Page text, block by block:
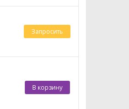
Запросить
В корзину